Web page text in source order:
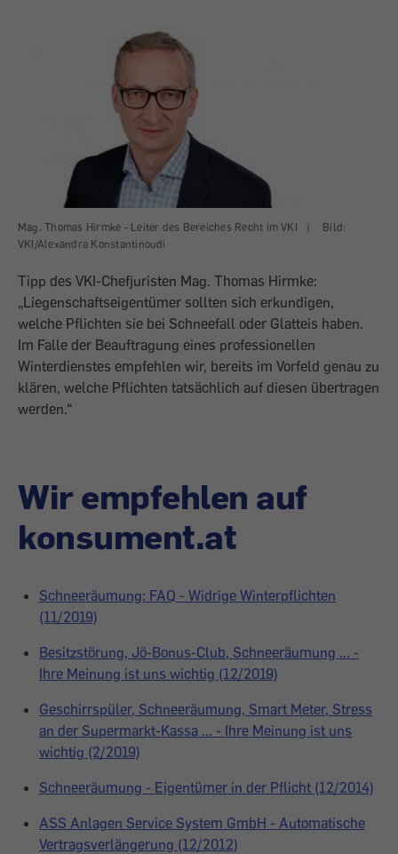
Mag. Thomas Hirmke - Leiter des Bereiches Recht im VKI |
Bild:
VKI/Alexandra Konstantinoudi
Tipp des VKI-Chefjuristen Mag. Thomas Hirmke:
„Liegenschaftseigentümer sollten sich erkundigen,
welche Pflichten sie bei Schneefall oder Glatteis haben.
Im Falle der Beauftragung eines professionellen
Winterdienstes empfehlen wir, bereits im Vorfeld genau zu
klären, welche Pflichten tatsächlich auf diesen übertragen
werden.“
Wir empfehlen auf
konsument.at
Schneeräumung: FAQ - Widrige Winterpflichten
(11/2019)
Besitzstörung, Jö-Bonus-Club, Schneeräumung ... -
Ihre Meinung ist uns wichtig (12/2019)
Geschirrspüler, Schneeräumung, Smart Meter, Stress
an der Supermarkt-Kassa ... - Ihre Meinung ist uns
wichtig (2/2019)
Schneeräumung - Eigentümer in der Pflicht (12/2014)
ASS Anlagen Service System GmbH - Automatische
Vertragsverlängerung (12/2012)